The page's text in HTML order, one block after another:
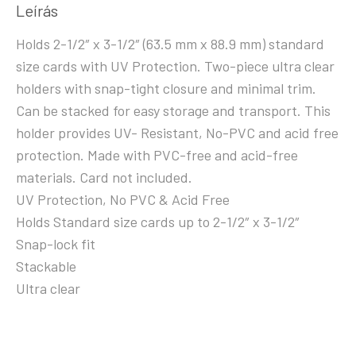
Leírás
Holds 2-1/2″ x 3-1/2″ (63.5 mm x 88.9 mm) standard
size cards with UV Protection. Two-piece ultra clear
holders with snap-tight closure and minimal trim.
Can be stacked for easy storage and transport. This
holder provides UV- Resistant, No-PVC and acid free
protection. Made with PVC-free and acid-free
materials. Card not included.
UV Protection, No PVC & Acid Free
Holds Standard size cards up to 2-1/2″ x 3-1/2″
Snap-lock fit
Stackable
Ultra clear